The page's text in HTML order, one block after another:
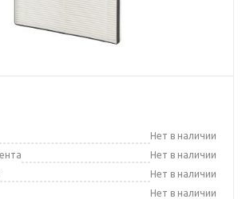
Нет в наличии
Нет в наличии
Нет в наличии
Нет в наличии